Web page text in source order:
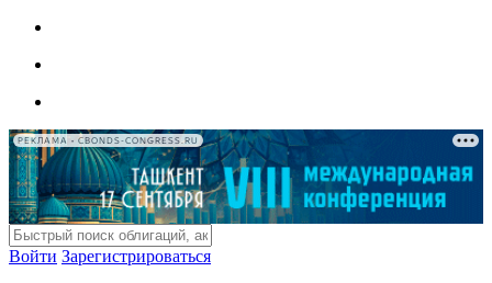
РЕКЛАМА • CBONDS-CONGRESS.RU
Войти Зарегистрироваться